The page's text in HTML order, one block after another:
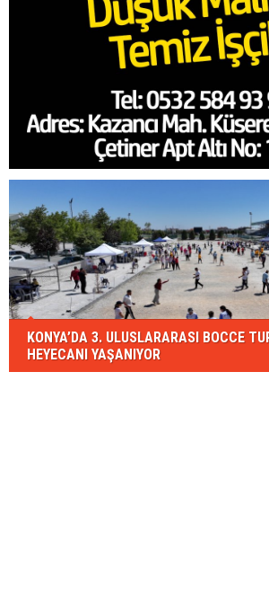
KONYA’DA 3. ULUSLARARASI BOCCE
HEYECANI YAŞANIYOR